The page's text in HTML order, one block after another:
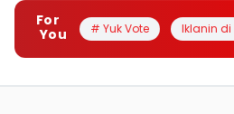
For
You
# Yuk Vote Iklanin di